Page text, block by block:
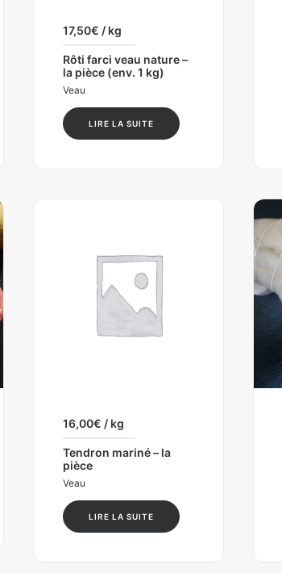
17,50€ / kg
Rôti farci veau nature –
la pièce (env. 1 kg)
Veau
LIRE LA SUITE
16,00€ / kg
Tendron mariné – la
pièce
Veau
LIRE LA SUITE